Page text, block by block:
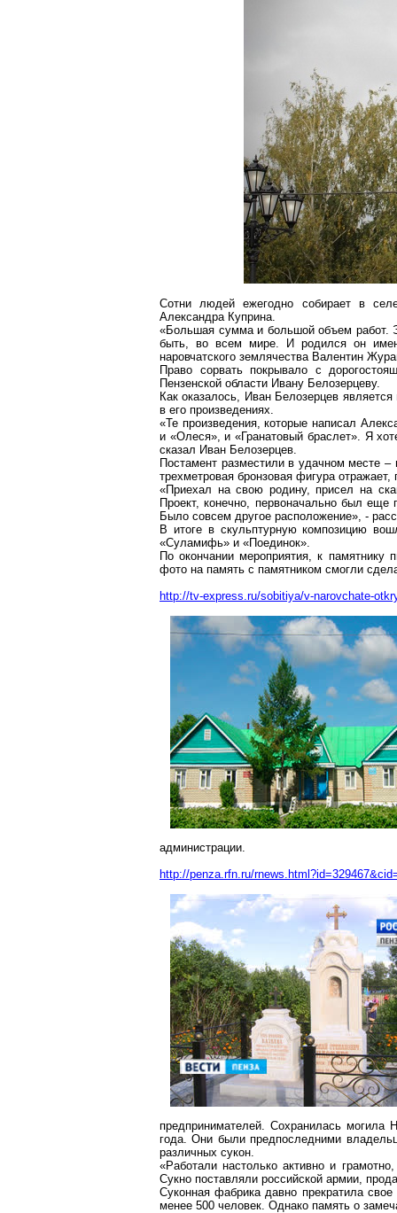
Сотни людей ежегодно собирает в
Александра Куприна.
«Большая сумма и большой объем работ.
быть, во всем мире. И родился он
наровчатского землячества Валентин
Право сорвать покрывало с
Пензенской области Ивану Белозерцеву.
Как оказалось, Иван Белозерцев
в его произведениях.
«Те произведения, которые написал
и «Олеся», и «Гранатовый браслет». Я
сказал Иван Белозерцев.
Постамент разместили в удачном месте
трехметровая бронзовая фигура
«Приехал на свою родину, присел на
Проект, конечно, первоначально был
Было совсем другое расположение», -
В итоге в скульптурную композицию
«Суламифь» и «Поединок».
По окончании мероприятия, к памятнику
фото на память с памятником смогли
http://tv-express.ru/sobitiya/v-narovchate-
администрации.
http://penza.rfn.ru/
предпринимателей. Сохранилась могила
года. Они были предпоследними
различных сукон.
«Работали настолько активно и
Сукно поставляли российской армии,
Суконная фабрика давно прекратила
менее 500 человек. Однако память о